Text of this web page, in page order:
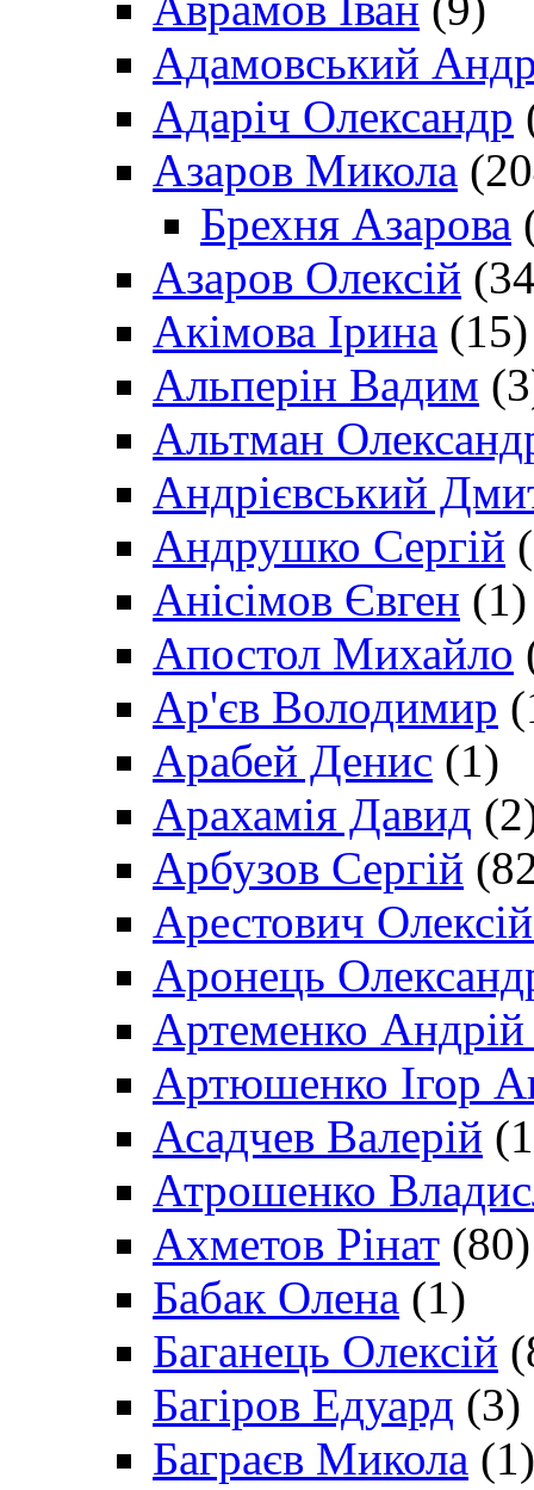
Адамовський
Адаріч Олександр
Азаров Микола
Брехня Азарова
Азаров Олексій
Акімова Ірина (15)
Альперін Вадим
Альтман
Андрієвський
Андрушко Сергій
Анісімов Євген (1)
Апостол Михайло
Ар'єв Володимир
Арабей Денис (1)
Арахамія Давид
Арбузов Сергій
Арестович
Аронець
Артеменко Андрій
Артюшенко Ігор
Асадчев Валерій
Атрошенко
Ахметов Рінат (80)
Бабак Олена (1)
Баганець Олексій
Багіров Едуард (3)
Баграєв Микола (1)